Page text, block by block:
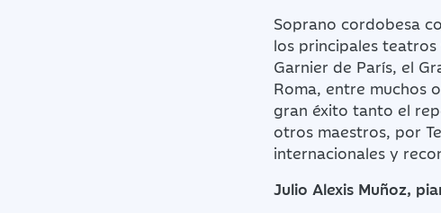
Soprano cordobesa
los principales
Garnier de París, el
Roma, entre muchos
gran éxito tanto el
otros maestros, por
internacionales y
Julio Alexis Muñoz,